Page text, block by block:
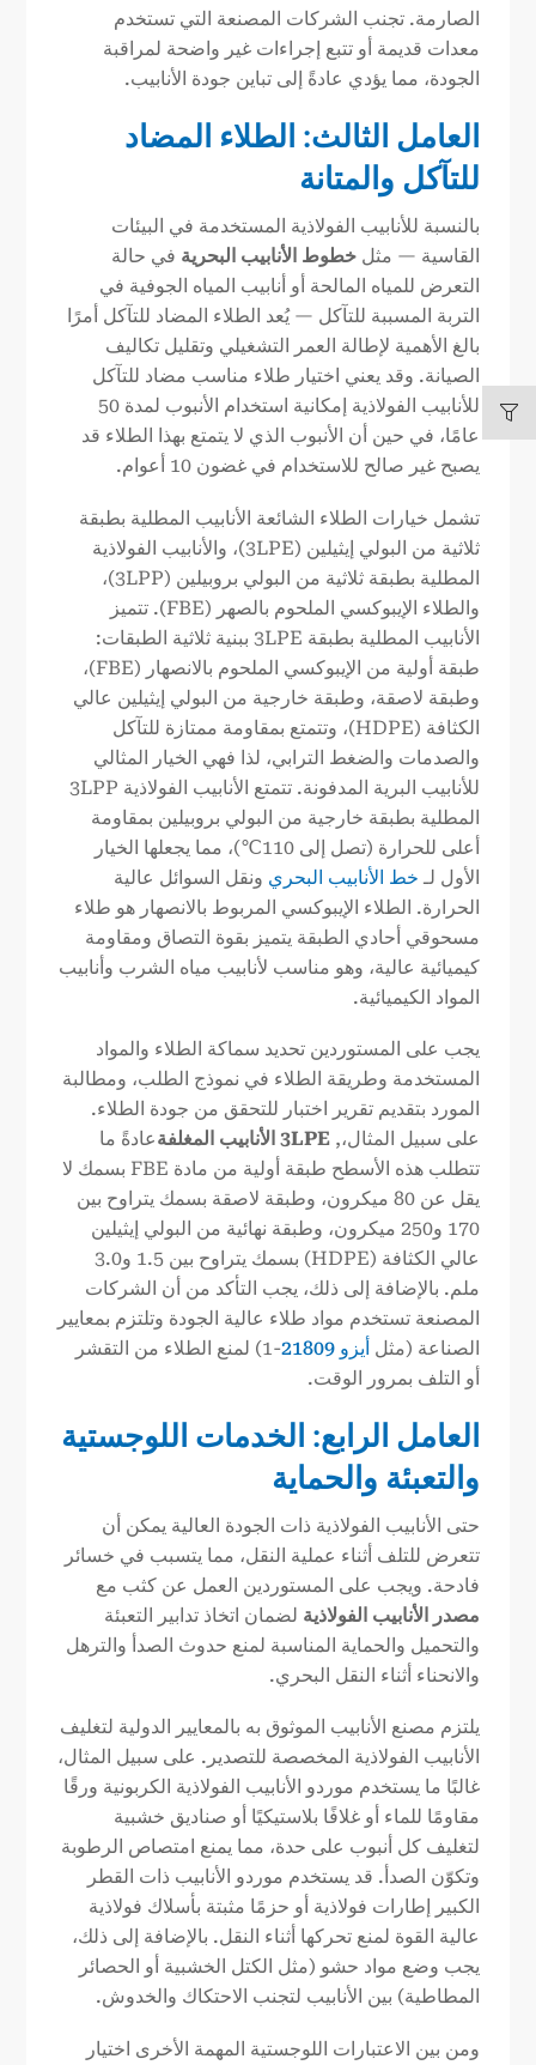
الصارمة. تجنب الشركات المصنعة التي تستخدم
معدات قديمة أو تتبع إجراءات غير واضحة لمراقبة
الجودة، مما يؤدي عادةً إلى تباين جودة الأنابيب.
العامل الثالث: الطلاء المضاد
للتآكل والمتانة
بالنسبة للأنابيب الفولاذية المستخدمة في البيئات
القاسية — مثلخطوط الأنابيب البحرية في حالة
التعرض للمياه المالحة أو أنابيب المياه الجوفية في
التربة المسببة للتآكل — يُعد الطلاء المضاد للتآكل أمرًا
بالغ الأهمية لإطالة العمر التشغيلي وتقليل تكاليف
الصيانة. وقد يعني اختيار طلاء مناسب مضاد للتآكل
للأنابيب الفولاذية إمكانية استخدام الأنبوب لمدة 50
عامًا، في حين أن الأنبوب الذي لا يتمتع بهذا الطلاء قد
يصبح غير صالح للاستخدام في غضون 10 أعوام.
تشمل خيارات الطلاء الشائعة الأنابيب المطلية بطبقة
ثلاثية من البولي إيثيلين (3LPE)، والأنابيب الفولاذية
المطلية بطبقة ثلاثية من البولي بروبيلين (3LPP)،
والطلاء الإيبوكسي الملحوم بالصهر (FBE). تتميز
الأنابيب المطلية بطبقة 3LPE ببنية ثلاثية الطبقات:
طبقة أولية من الإيبوكسي الملحوم بالانصهار (FBE)،
وطبقة لاصقة، وطبقة خارجية من البولي إيثيلين عالي
الكثافة (HDPE)، وتتمتع بمقاومة ممتازة للتآكل
والصدمات والضغط الترابي، لذا فهي الخيار المثالي
للأنابيب البرية المدفونة. تتمتع الأنابيب الفولاذية 3LPP
المطلية بطبقة خارجية من البولي بروبيلين بمقاومة
أعلى للحرارة (تصل إلى 110℃)، مما يجعلها الخيار
الأول لـ خط الأنابيب البحري ونقل السوائل عالية
الحرارة. الطلاء الإيبوكسي المربوط بالانصهار هو طلاء
مسحوقي أحادي الطبقة يتميز بقوة التصاق ومقاومة
كيميائية عالية، وهو مناسب لأنابيب مياه الشرب وأنابيب
المواد الكيميائية.
يجب على المستوردين تحديد سماكة الطلاء والمواد
المستخدمة وطريقة الطلاء في نموذج الطلب، ومطالبة
المورد بتقديم تقرير اختبار للتحقق من جودة الطلاء.
على سبيل المثال،,3LPE الأنابيب المغلفةعادةً ما
تتطلب هذه الأسطح طبقة أولية من مادة FBE بسمك لا
يقل عن 80 ميكرون، وطبقة لاصقة بسمك يتراوح بين
170 و250 ميكرون، وطبقة نهائية من البولي إيثيلين
عالي الكثافة (HDPE) بسمك يتراوح بين 1.5 و3.0
ملم. بالإضافة إلى ذلك، يجب التأكد من أن الشركات
المصنعة تستخدم مواد طلاء عالية الجودة وتلتزم بمعايير
الصناعة (مثل أيزو 21809
-1) لمنع الطلاء من التقشر
أو التلف بمرور الوقت.
العامل الرابع: الخدمات اللوجستية
والتعبئة والحماية
حتى الأنابيب الفولاذية ذات الجودة العالية يمكن أن
تتعرض للتلف أثناء عملية النقل، مما يتسبب في خسائر
فادحة. ويجب على المستوردين العمل عن كثب مع
مصدر الأنابيب الفولاذية لضمان اتخاذ تدابير التعبئة
والتحميل والحماية المناسبة لمنع حدوث الصدأ والترهل
والانحناء أثناء النقل البحري.
يلتزم مصنع الأنابيب الموثوق به بالمعايير الدولية لتغليف
الأنابيب الفولاذية المخصصة للتصدير. على سبيل المثال،
غالبًا ما يستخدم موردو الأنابيب الفولاذية الكربونية ورقًا
مقاومًا للماء أو غلافًا بلاستيكيًا أو صناديق خشبية
لتغليف كل أنبوب على حدة، مما يمنع امتصاص الرطوبة
وتكوّن الصدأ. قد يستخدم موردو الأنابيب ذات القطر
الكبير إطارات فولاذية أو حزمًا مثبتة بأسلاك فولاذية
عالية القوة لمنع تحركها أثناء النقل. بالإضافة إلى ذلك،
يجب وضع مواد حشو (مثل الكتل الخشبية أو الحصائر
المطاطية) بين الأنابيب لتجنب الاحتكاك والخدوش.
ومن بين الاعتبارات اللوجستية المهمة الأخرى اختيار